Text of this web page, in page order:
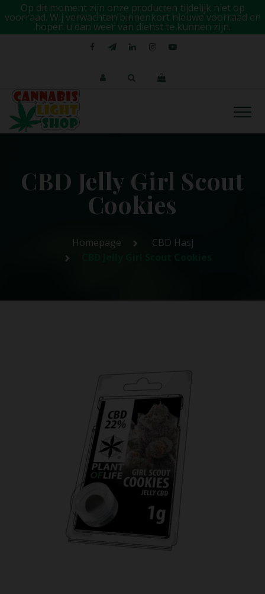
Op dit moment zijn onze producten tijdelijk niet op
voorraad. Wij verwachten binnenkort nieuwe voorraad en
hopen u dan weer van dienst te kunnen zijn.
CBD Jelly Girl Scout
Cookies
Homepage
CBD Hasj